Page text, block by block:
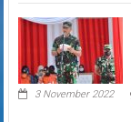
3 November 2022